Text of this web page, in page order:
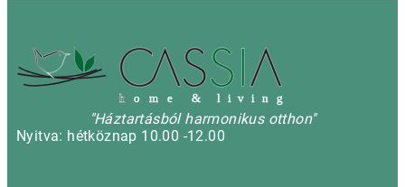
h o m e & l i v i n g
"Háztartásból harmonikus otthon"
Nyitva: hétköznap 10.00 -12.00